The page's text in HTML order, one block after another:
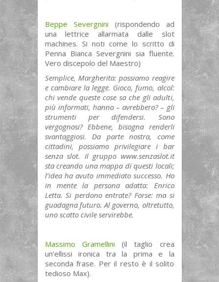
Beppe Severgnini (rispondendo ad
una lettrice allarmata dalle slot
machines. Si noti come lo scritto di
Penna Bianca Severgnini sia fluente.
Vero discepolo del Maestro)
Semplice, Margherita: possiamo reagire
e cambiare la legge. Gioco, fumo, alcol:
chi vende queste cose sa che gli adulti,
più informati, hanno – avrebbero? – gli
strumenti per difendersi. Sono
vergognosi? Ebbene, bisogna renderli
svantaggiosi. Da parte nostra, come
cittadini, possiamo privilegiare i bar
senza slot. Il gruppo www.senzaslot.it
sta creando una mappa di questi locali;
l’idea ha avuto immediato successo. Ho
in mente la persona adatta: Enrico
Letta. Si perdono entrate? Forse: ma si
guadagna futuro. Al governo, oltretutto,
uno scatto civile servirebbe.
Massimo Gramellini (il taglio crea
un’ellissi ironica tra la prima e la
seconda frase. Per il resto è il solito
tedioso Max).